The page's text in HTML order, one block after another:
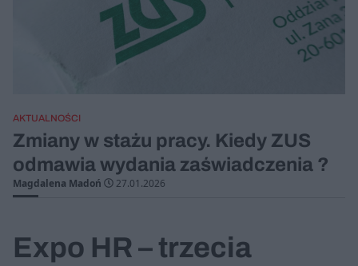
AKTUALNOŚCI
Zmiany w stażu pracy. Kiedy ZUS
odmawia wydania zaświadczenia ?
Magdalena Madoń 27.01.2026
Expo HR – trzecia